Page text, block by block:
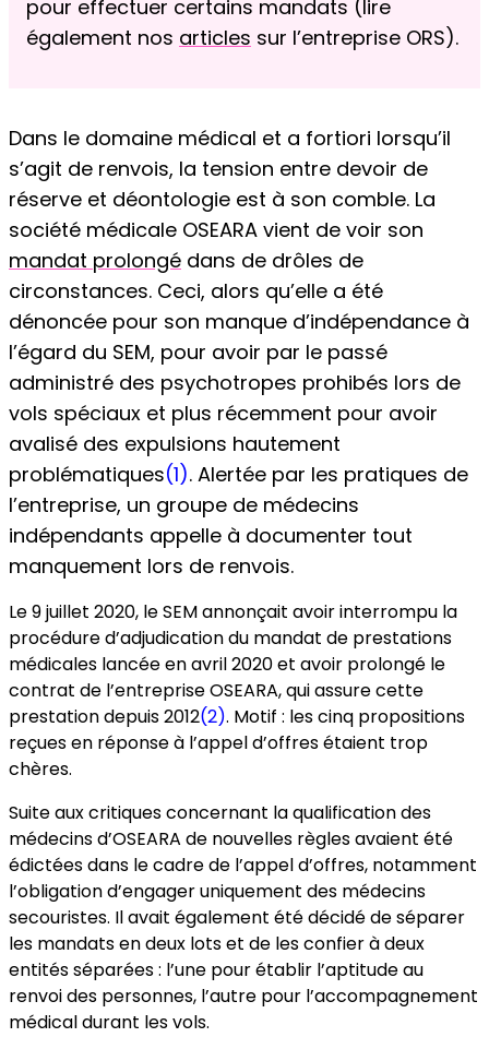
pour effectuer certains mandats (lire
également nos articles sur l’entreprise ORS).
Dans le domaine médical et a fortiori lorsqu’il
s’agit de renvois, la tension entre devoir de
réserve et déontologie est à son comble. La
société médicale OSEARA vient de voir son
mandat prolongé dans de drôles de
circonstances. Ceci, alors qu’elle a été
dénoncée pour son manque d’indépendance à
l’égard du SEM, pour avoir par le passé
administré des psychotropes prohibés lors de
vols spéciaux et plus récemment pour avoir
avalisé des expulsions hautement
problématiques(1). Alertée par les pratiques de
l’entreprise, un groupe de médecins
indépendants appelle à documenter tout
manquement lors de renvois.
Le 9 juillet 2020, le SEM annonçait avoir interrompu la
procédure d’adjudication du mandat de prestations
médicales lancée en avril 2020 et avoir prolongé le
contrat de l’entreprise OSEARA, qui assure cette
prestation depuis 2012(2). Motif : les cinq propositions
reçues en réponse à l’appel d’offres étaient trop
chères.
Suite aux critiques concernant la qualification des
médecins d’OSEARA de nouvelles règles avaient été
édictées dans le cadre de l’appel d’offres, notamment
l’obligation d’engager uniquement des médecins
secouristes. Il avait également été décidé de séparer
les mandats en deux lots et de les confier à deux
entités séparées : l’une pour établir l’aptitude au
renvoi des personnes, l’autre pour l’accompagnement
médical durant les vols.